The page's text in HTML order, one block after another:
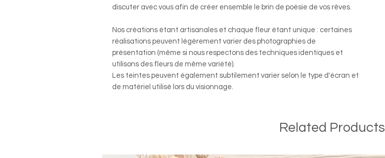
discuter avec vous afin de créer ensemble le brin de poésie de vos rêves.
Nos créations étant artisanales et chaque fleur étant unique : certaines
réalisations peuvent légèrement varier des photographies de
présentation (même si nous respectons des techniques identiques et
utilisons des fleurs de même variété).
Les teintes peuvent également subtilement varier selon le type d'écran et
de matériel utilisé lors du visionnage.
Related Products